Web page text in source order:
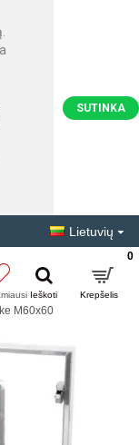
SUTINKA
Lietuvių
0
M60x60